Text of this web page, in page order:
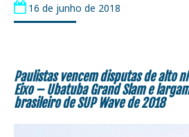
16 de junho de 2018
Paulistas vencem disputas de alto
Eixo – Ubatuba Grand Slam e
brasileiro de SUP Wave de 2018